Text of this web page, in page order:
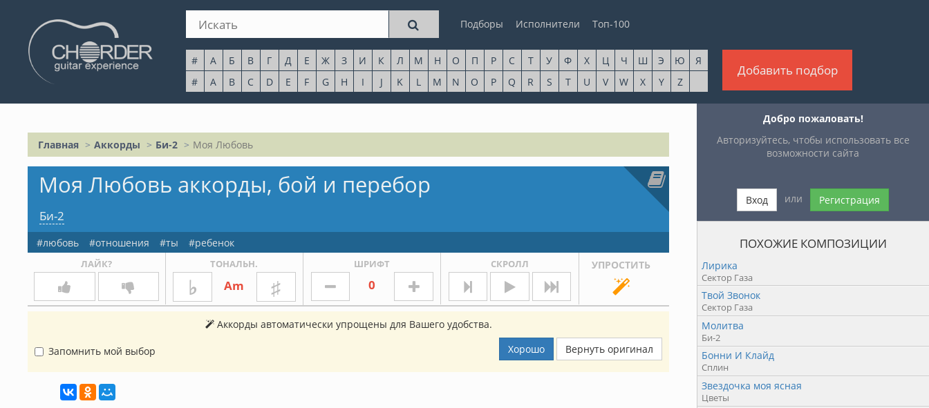
Подборы Исполнители Топ-100
# А Б В Г Д Е Ж З И К Л М Н О П Р С Т У Ф Х Ц Ч Ш Э Ю
Я
#
A B C D E F G H I J K L M N O P Q R S T U V W X Y Z
Добавить подбор
Главная Аккорды Би-2 Моя Любовь
Моя Любовь аккорды, бой и перебор
Би-2
любовь отношения ты ребенок
ЛАЙК? ТОНАЛЬН.
♭ Am ♯
ШРИФТ
0
СКРОЛЛ УПРОСТИТЬ
Аккорды автоматически упрощены для Вашего удобства.
Запомнить мой выбор Хорошо Вернуть оригинал
Добро пожаловать!
Авторизуйтесь, чтобы использовать все
возможности сайта
Вход или Регистрация
ПОХОЖИЕ КОМПОЗИЦИИ
Лирика
Сектор Газа
Твой Звонок
Сектор Газа
Молитва
Би-2
Бонни И Клайд
Сплин
Звездочка моя ясная
Цветы